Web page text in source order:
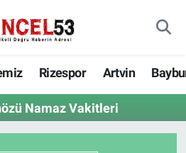
Rizespor Artvin
Namaz Vakitleri